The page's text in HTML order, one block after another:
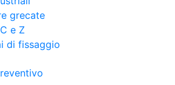
grecate
e Z
di fissaggio